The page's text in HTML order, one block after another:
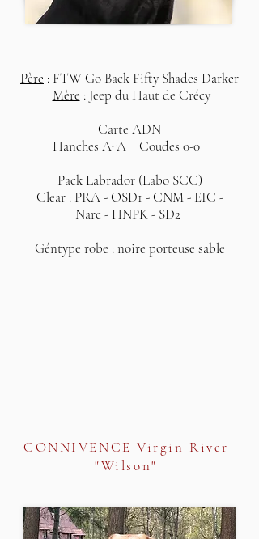
Père : FTW Go Back Fifty Shades Darker
Mère : Jeep du Haut de Crécy
Carte ADN
Hanches A-A Coudes 0-0
Pack Labrador (Labo SCC)
Clear : PRA - OSD1 - CNM - EIC -
Narc - HNPK - SD2
Géntype robe : noire porteuse sable
CONNIVENCE Virgin River
"Wilson"